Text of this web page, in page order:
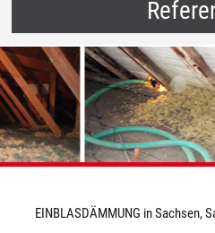
EINBLASDÄMMUNG in Sachsen,